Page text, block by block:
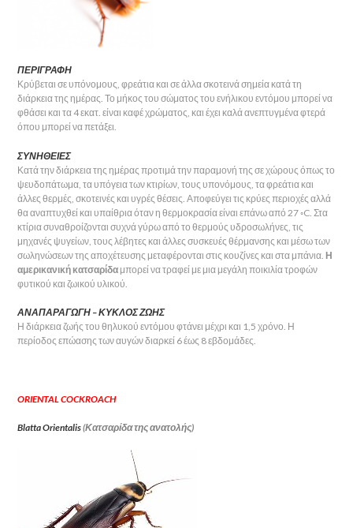
ΠΕΡΙΓΡΑΦΗ
Κρύβεται σε υπόνομους, φρεάτια και σε άλλα σκοτεινά σημεία κατά τη
διάρκεια της ημέρας. Το μήκος του σώματος του ενήλικου εντόμου μπορεί να
φθάσει και τα 4 εκατ. είναι καφέ χρώματος, και έχει καλά ανεπτυγμένα φτερά
όπου μπορεί να πετάξει.
ΣΥΝΗΘΕΙΕΣ
Κατά την διάρκεια της ημέρας προτιμά την παραμονή της σε χώρους όπως το
ψευδοπάτωμα, τα υπόγεια των κτιρίων, τους υπονόμους, τα φρεάτια και
άλλες θερμές, σκοτεινές και υγρές θέσεις. Αποφεύγει τις κρύες περιοχές αλλά
θα αναπτυχθεί και υπαίθρια όταν η θερμοκρασία είναι επάνω από 27 ◦C. Στα
κτίρια συναθροίζονται συχνά γύρω από το θερμούς υδροσωλήνες, τις
μηχανές ψυγείων, τους λέβητες και άλλες συσκευές θέρμανσης και μέσω των
σωληνώσεων της αποχέτευσης μεταφέρονται στις κουζίνες και στα μπάνια. Η
αμερικανική κατσαρίδα μπορεί να τραφεί με μια μεγάλη ποικιλία τροφών
φυτικού και ζωικού υλικού.
ΑΝΑΠΑΡΑΓΩΓΗ – ΚΥΚΛΟΣ ΖΩΗΣ
Η διάρκεια ζωής του θηλυκού εντόμου φτάνει μέχρι και 1,5 χρόνο. Η
περίοδος επώασης των αυγών διαρκεί 6 έως 8 εβδομάδες.
ORIENTAL COCKROACH
Blatta Orientalis(Κατσαρίδα της ανατολής)